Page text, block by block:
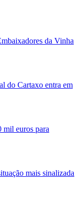
da Vinha
do Cartaxo entra em
mil euros para
mais sinalizada